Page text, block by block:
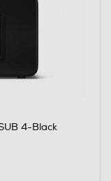
4-Black